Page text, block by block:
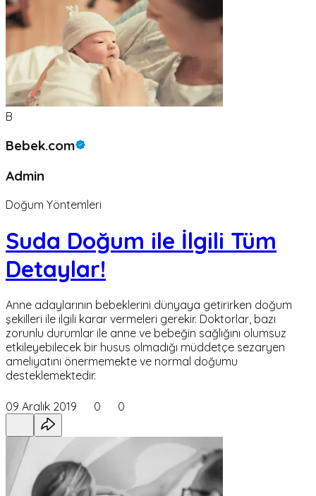
B
Bebek.com
Admin
Doğum Yöntemleri
Suda Doğum ile İlgili Tüm
Detaylar!
Anne adaylarının bebeklerini dünyaya getirirken doğum
şekilleri ile ilgili karar vermeleri gerekir. Doktorlar, bazı
zorunlu durumlar ile anne ve bebeğin sağlığını olumsuz
etkileyebilecek bir husus olmadığı müddetçe sezaryen
ameliyatını önermemekte ve normal doğumu
desteklemektedir.
09 Aralık 2019 0 0